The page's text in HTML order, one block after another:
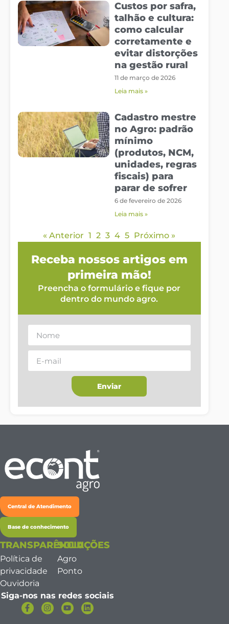
Custos por safra,
talhão e cultura:
como calcular
corretamente e
evitar distorções
na gestão rural
11 de março de 2026
Leia mais »
Cadastro mestre
no Agro: padrão
mínimo
(produtos, NCM,
unidades, regras
fiscais) para
parar de sofrer
6 de fevereiro de 2026
Leia mais »
« Anterior 1 2 3 4 5 Próximo »
Receba nossos artigos em
primeira mão!
Preencha o formulário e fique por
dentro do mundo agro.
Enviar
Central de Atendimento
Base de conhecimento
TRANSPARÊNCIA
Política de
privacidade
Ouvidoria
SOLUÇÕES
Agro
Ponto
Siga-nos nas redes sociais